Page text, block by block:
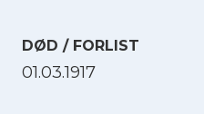
DØD / FORLIST
01.03.1917